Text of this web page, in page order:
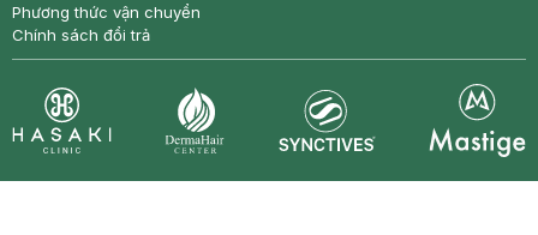
Phương thức vận chuyển
Chính sách đổi trả